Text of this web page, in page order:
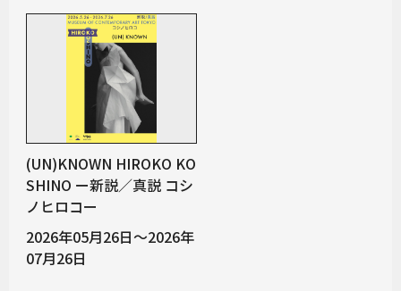
(UN)KNOWN HIROKO KO
SHINO ー新説／真説 コシ
ノヒロコー
2026年05月26日～2026年
07月26日